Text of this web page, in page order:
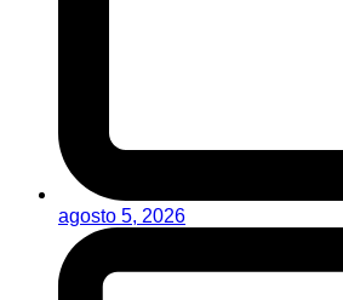
agosto 5, 2026